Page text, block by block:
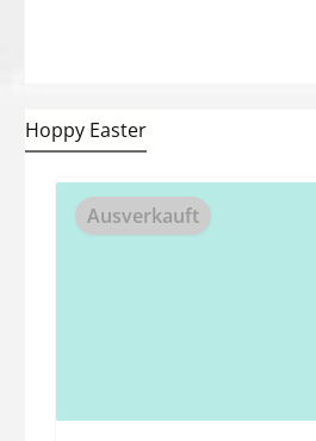
Hoppy Easter
Produktgalerie überspringen
Ausverkauft